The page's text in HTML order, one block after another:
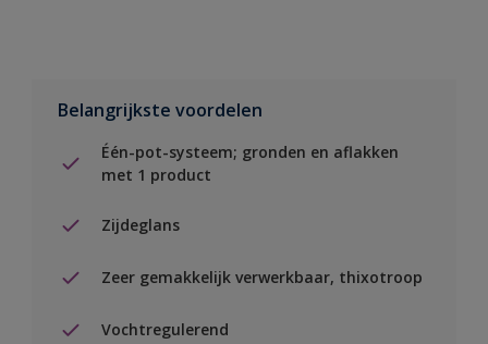
Belangrijkste voordelen
Één-pot-systeem; gronden en aflakken
met 1 product
Zijdeglans
Zeer gemakkelijk verwerkbaar, thixotroop
Vochtregulerend